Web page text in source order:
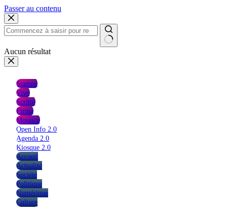
Passer au contenu
Aucun résultat
Stampa
Vivo
Scritto
Firma
Mosaico
Open Info 2.0
Agenda 2.0
Kiosque 2.0
Accueil
Actualité
Société
Politique
Numérique
Culture